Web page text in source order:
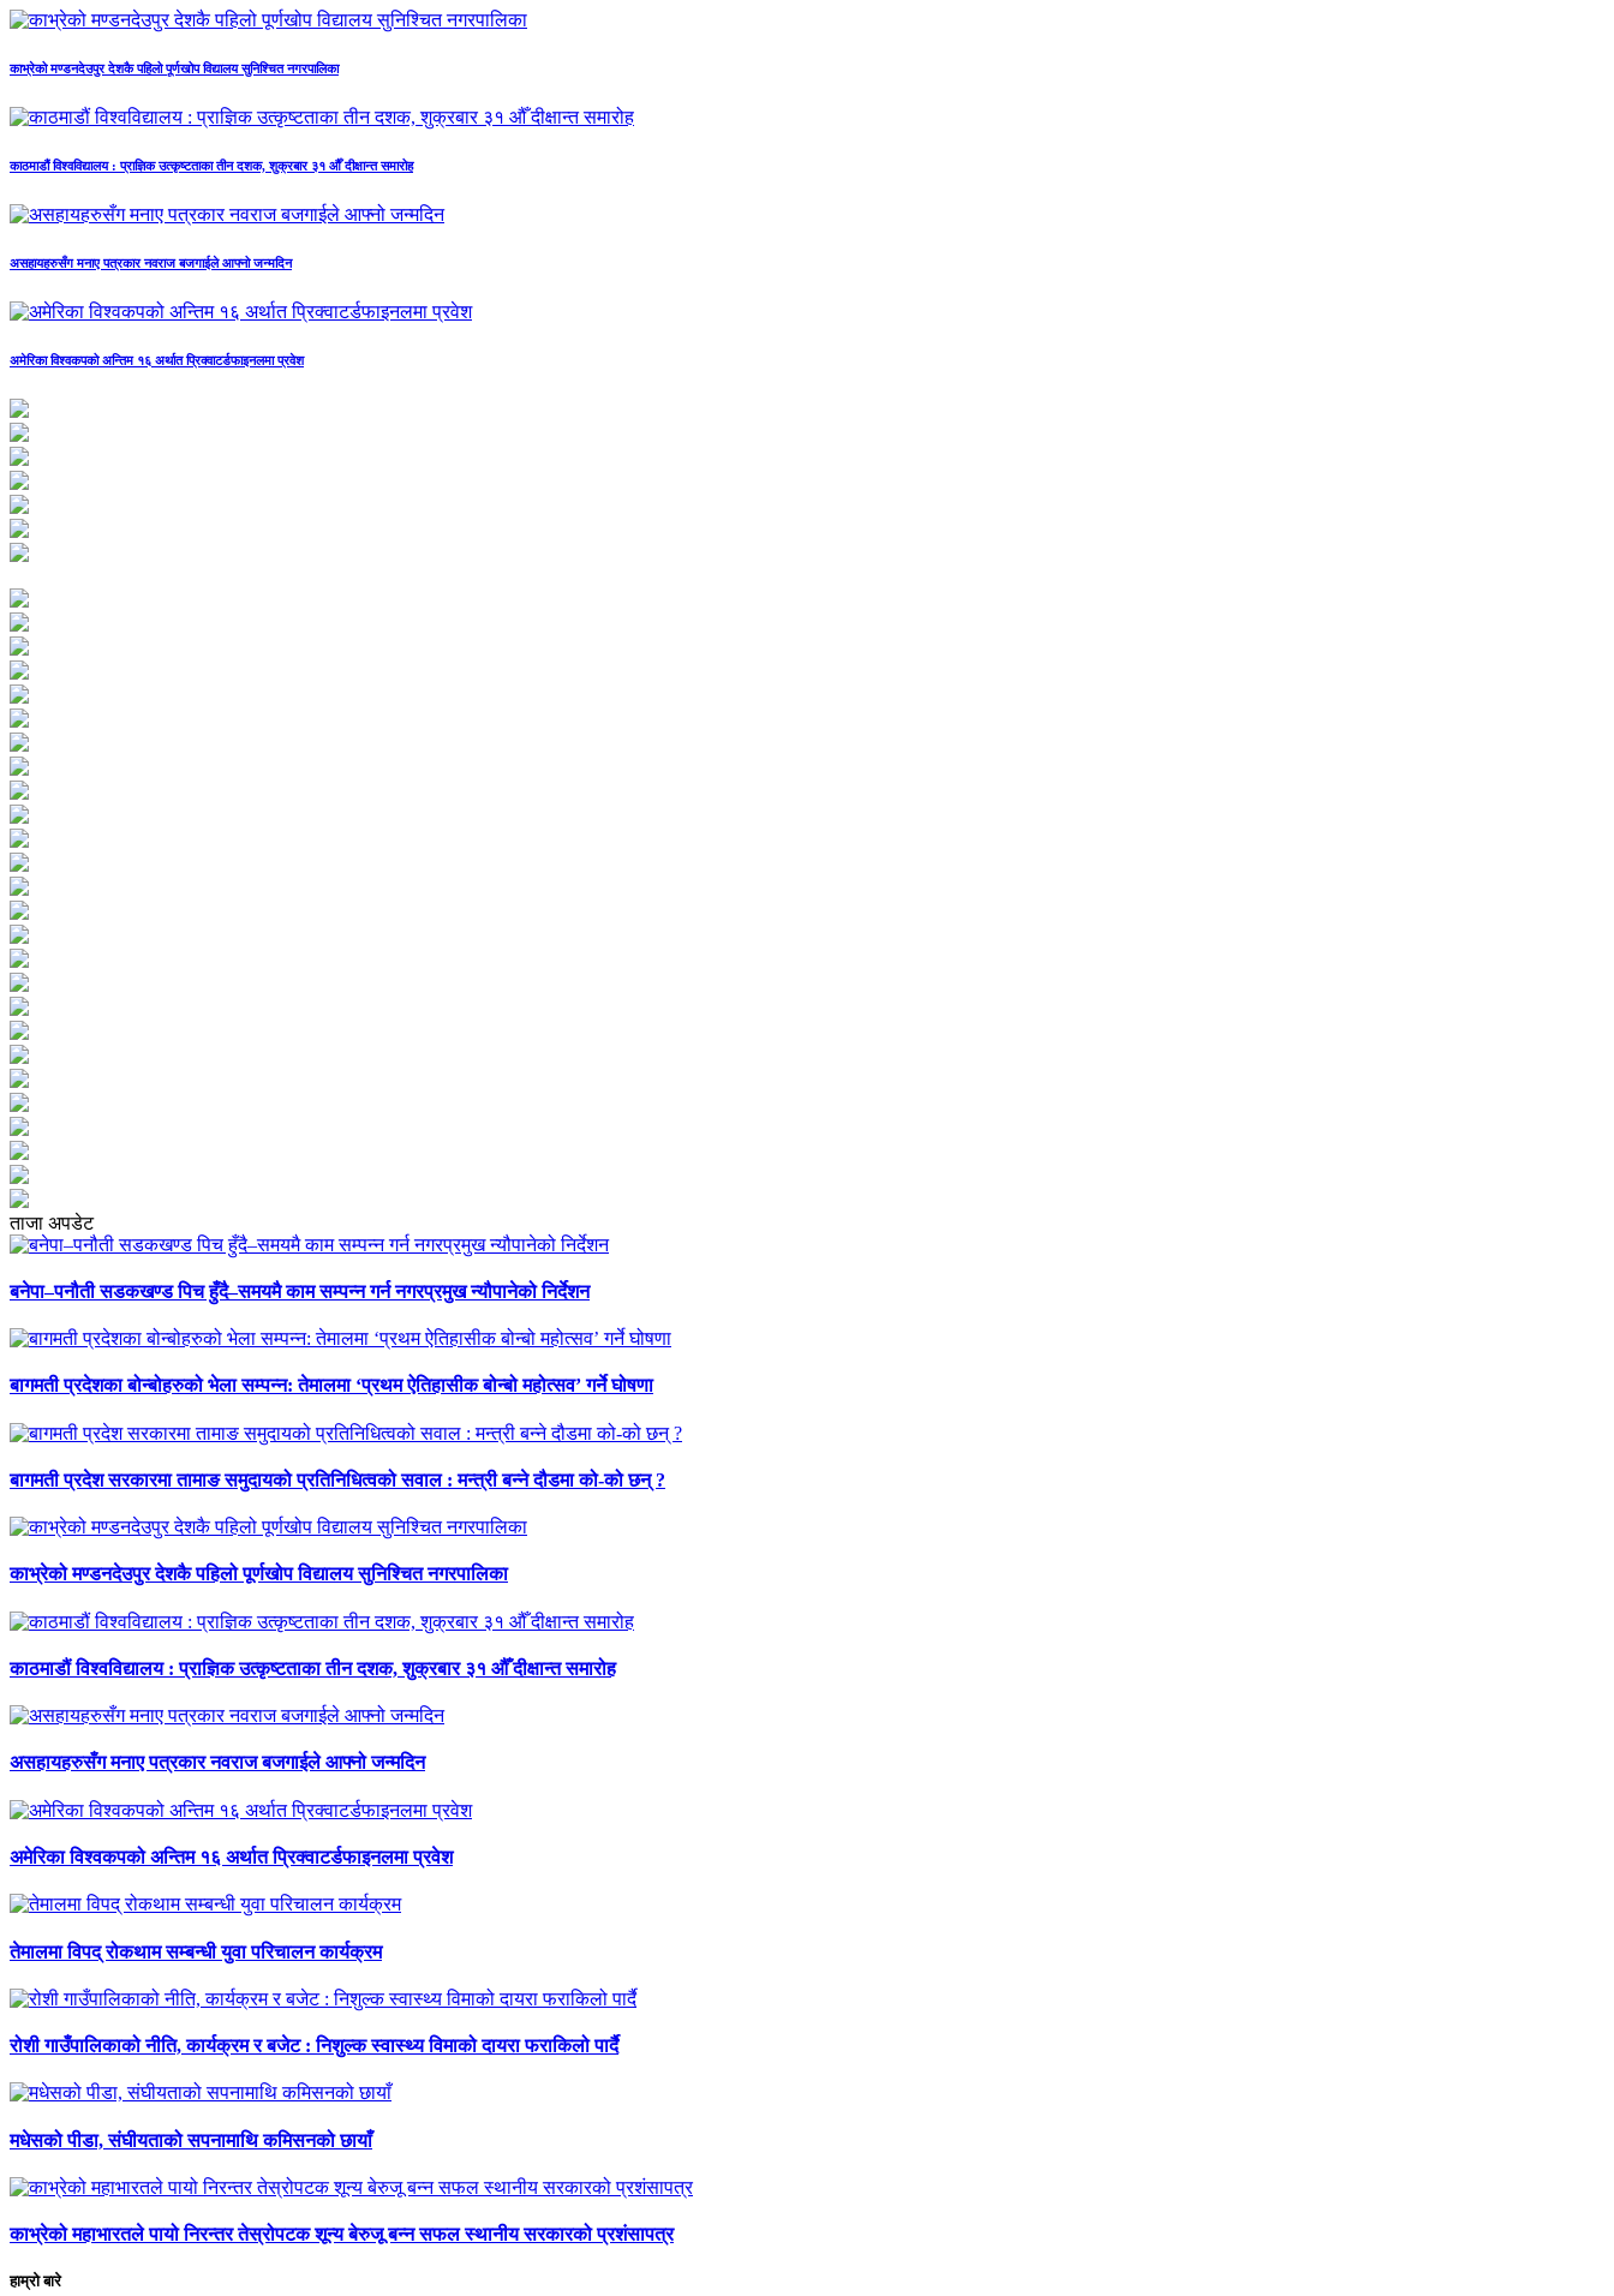
काभ्रेको मण्डनदेउपुर देशकै पहिलो पूर्णखोप विद्यालय सुनिश्चित नगरपालिका
काठमाडौं विश्वविद्यालय : प्राज्ञिक उत्कृष्टताका तीन दशक, शुक्रबार ३१ औँ दीक्षान्त समारोह
असहायहरुसँग मनाए पत्रकार नवराज बजगाईले आफ्नो जन्मदिन
अमेरिका विश्वकपको अन्तिम १६ अर्थात प्रिक्वाटर्डफाइनलमा प्रवेश
ताजा अपडेट
बनेपा–पनौती सडकखण्ड पिच हुँदै–समयमै काम सम्पन्न गर्न नगरप्रमुख न्यौपानेको निर्देशन
बागमती प्रदेशका बोन्बोहरुको भेला सम्पन्न: तेमालमा ‘प्रथम ऐतिहासीक बोन्बो महोत्सव’ गर्ने घोषणा
बागमती प्रदेश सरकारमा तामाङ समुदायको प्रतिनिधित्वको सवाल : मन्त्री बन्ने दौडमा को‐को छन् ?
काभ्रेको मण्डनदेउपुर देशकै पहिलो पूर्णखोप विद्यालय सुनिश्चित नगरपालिका
काठमाडौं विश्वविद्यालय : प्राज्ञिक उत्कृष्टताका तीन दशक, शुक्रबार ३१ औँ दीक्षान्त समारोह
असहायहरुसँग मनाए पत्रकार नवराज बजगाईले आफ्नो जन्मदिन
अमेरिका विश्वकपको अन्तिम १६ अर्थात प्रिक्वाटर्डफाइनलमा प्रवेश
तेमालमा विपद् रोकथाम सम्बन्धी युवा परिचालन कार्यक्रम
रोशी गाउँपालिकाको नीति, कार्यक्रम र बजेट : निशुल्क स्वास्थ्य विमाको दायरा फराकिलो पार्दै
मधेसको पीडा, संघीयताको सपनामाथि कमिसनको छायाँ
काभ्रेको महाभारतले पायो निरन्तर तेस्रोपटक शून्य बेरुजू बन्न सफल स्थानीय सरकारको प्रशंसापत्र
हाम्रो बारे